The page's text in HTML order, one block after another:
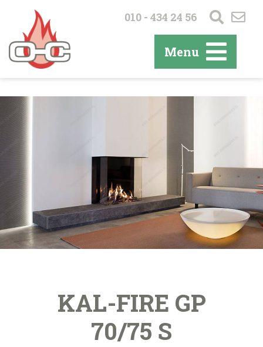
010 - 434 24 56
Menu
KAL-FIRE GP
70/75 S